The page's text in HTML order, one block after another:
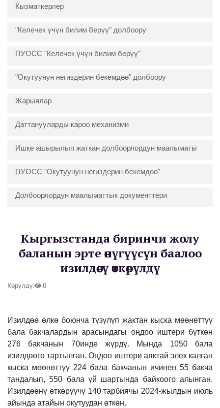
Кызматкерлер
"Келечек үчүн билим берүү" долбоору
ПУОСС "Келечек үчүн билим берүү"
"Окутуунун негиздерин бекемдөө" долбоору
Жарыялар
Даттанууларды кароо механизми
Ишке ашырылып жаткан долбоорлордун маалыматы
ПУОСС "Окутуунун негиздерин бекемдөө"
Долбоорлордун маалыматтык документтери
Кыргызстанда биринчи жолу
баланын эрте өнүгүүсүн баалоо
изилдөөсү өткөрүлдү
Көрүлдү: 0
Изилдөө өлкө боюнча түзүлүп жактан кыска мөөнөттүү
бала бакчалардын арасындагы оңдоо иштери бүткөн
276 бакчанын 70инде жүрдү. Мында 1050 бала
изилдөөгө тартылган. Оңдоо иштери аяктай элек калган
кыска мөөнөттүү 224 бала бакчанын ичинен 55 бакча
тандалып, 550 бала үй шартында байкоого алынган.
Изилдөөнү өткөрүүчү 140 тарбиячы 2024-жылдын июль
айында атайын окутуудан өткөн.